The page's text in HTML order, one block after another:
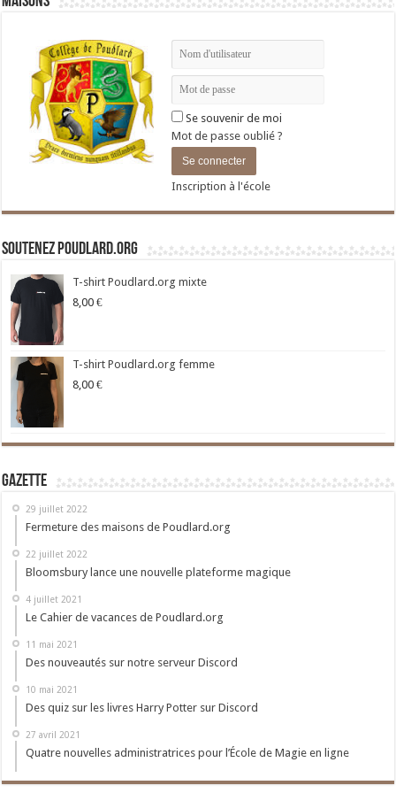
Se souvenir de moi
Mot de passe oublié ?
Inscription à l'école
Soutenez Poudlard.org
T-shirt Poudlard.org mixte
8,00 €
T-shirt Poudlard.org femme
8,00 €
Gazette
29 juillet 2022
Fermeture des maisons de Poudlard.org
22 juillet 2022
Bloomsbury lance une nouvelle plateforme magique
4 juillet 2021
Le Cahier de vacances de Poudlard.org
11 mai 2021
Des nouveautés sur notre serveur Discord
10 mai 2021
Des quiz sur les livres Harry Potter sur Discord
27 avril 2021
Quatre nouvelles administratrices pour l’École de Magie en ligne